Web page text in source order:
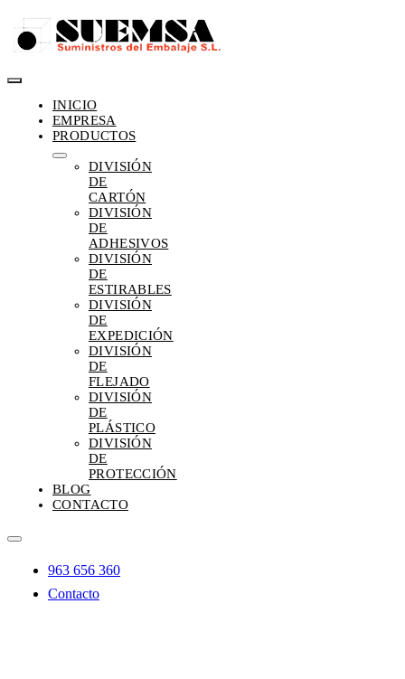
al
contenido
Toggle
Navigation
INICIO
EMPRESA
PRODUCTOS
DIVISIÓN
DE
CARTÓN
DIVISIÓN
DE
ADHESIVOS
DIVISIÓN
DE
ESTIRABLES
DIVISIÓN
DE
EXPEDICIÓN
DIVISIÓN
DE
FLEJADO
DIVISIÓN
DE
PLÁSTICO
DIVISIÓN
DE
PROTECCIÓN
BLOG
CONTACTO
Toggle
963 656 360
Contacto